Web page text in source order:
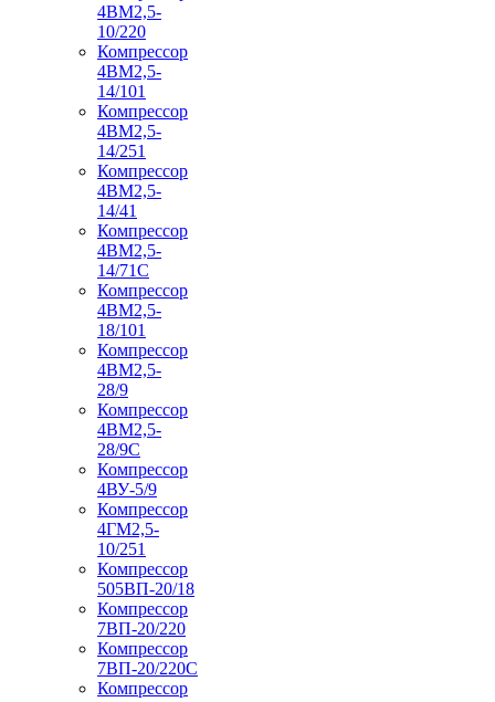
4ВМ2,5-
10/220
Компрессор
4ВМ2,5-
14/101
Компрессор
4ВМ2,5-
14/251
Компрессор
4ВМ2,5-
14/41
Компрессор
4ВМ2,5-
14/71C
Компрессор
4ВМ2,5-
18/101
Компрессор
4ВМ2,5-
28/9
Компрессор
4ВМ2,5-
28/9С
Компрессор
4ВУ-5/9
Компрессор
4ГМ2,5-
10/251
Компрессор
505ВП-20/18
Компрессор
7ВП-20/220
Компрессор
7ВП-20/220С
Компрессор